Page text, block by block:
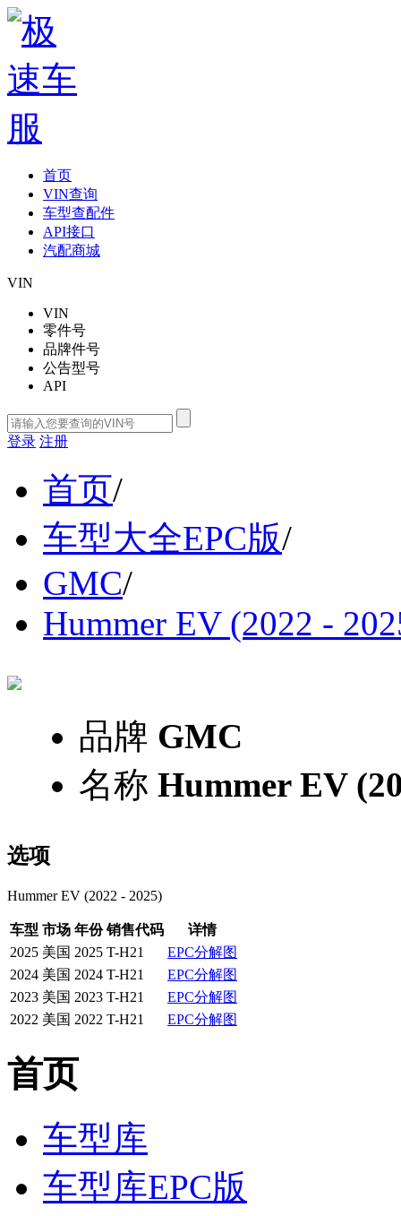
首页
VIN查询
车型查配件
API接口
汽配商城
VIN
VIN
零件号
品牌件号
公告型号
API
登录 注册
首页/
车型大全EPC版/
GMC/
Hummer EV (2022 -
品牌 GMC
名称 Hummer EV
选项
Hummer EV (2022 - 2025)
车型 市场 年份 销售代码
详情
2025 美国 2025 T-H21
EPC分解图
2024 美国 2024 T-H21
EPC分解图
2023 美国 2023 T-H21
EPC分解图
2022 美国 2022 T-H21 EPC分解图
首页
车型库
车型库EPC版